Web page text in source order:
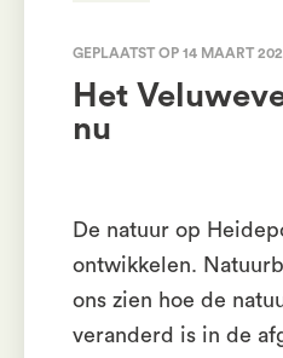
GEPLAATST OP 14 MAART
Het
nu
De natuur op
ontwikkelen.
ons zien hoe de
veranderd is in de